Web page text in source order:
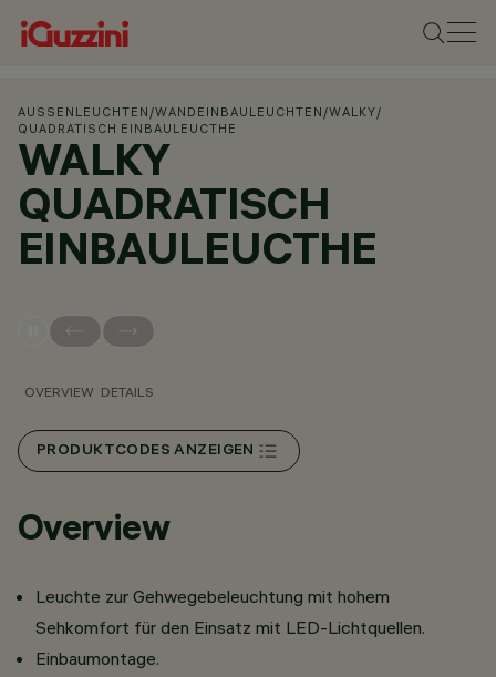
AUSSENLEUCHTEN /WANDEINBAULEUCHTEN /WALKY/
QUADRATISCH EINBAULEUCTHE
WALKY
QUADRATISCH
EINBAULEUCTHE
OVERVIEW DETAILS
PRODUKTCODES ANZEIGEN
Overview
Leuchte zur Gehwegebeleuchtung mit hohem
Sehkomfort für den Einsatz mit LED-Lichtquellen.
Einbaumontage.